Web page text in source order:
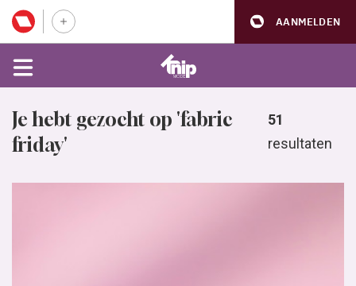
AANMELDEN
Je hebt gezocht op 'fabric
friday'
51
resultaten